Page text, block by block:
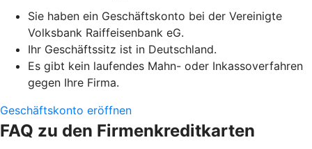
Sie haben ein Geschäftskonto bei der Vereinigte
Volksbank Raiffeisenbank eG.
Ihr Geschäftssitz ist in Deutschland.
Es gibt kein laufendes Mahn- oder Inkassoverfahren
gegen Ihre Firma.
Geschäftskonto eröffnen
FAQ zu den Firmenkreditkarten